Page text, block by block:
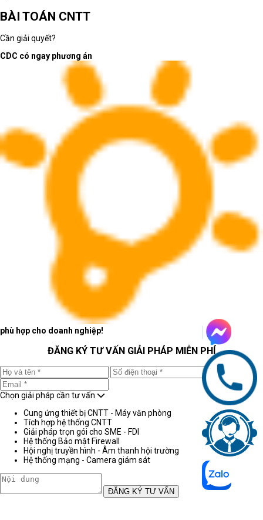
BÀI TOÁN CNTT
Cần giải quyết?
CDC có ngay phương án
phù hợp cho doanh nghiệp!
ĐĂNG KÝ TƯ VẤN GIẢI PHÁP MIỄN PHÍ
Chọn giải pháp cần tư vấn
Cung ứng thiết bị CNTT - Máy văn phòng
Tích hợp hệ thống CNTT
Giải pháp trọn gói cho SME - FDI
Hệ thống Bảo mật Firewall
Hội nghị truyền hình - Âm thanh hội trường
Hệ thống mạng - Camera giám sát
ĐĂNG KÝ TƯ VẤN